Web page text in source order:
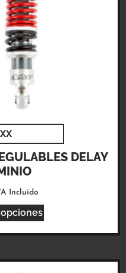
DELAY
Incluido